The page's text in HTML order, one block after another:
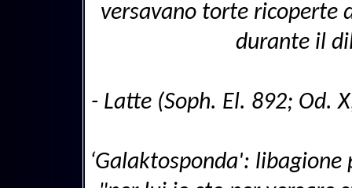
versavano torte ricoperte
durante il
- Latte (Soph. El. 892; Od.
‘Galaktosponda':